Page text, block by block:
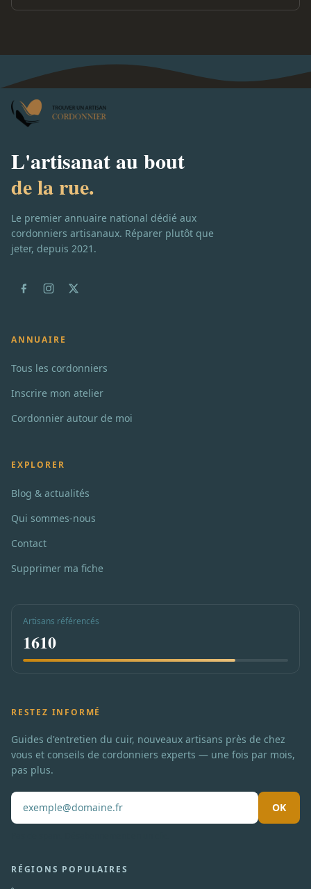
L'artisanat au bout
de la rue.
Le premier annuaire national dédié aux
cordonniers artisanaux. Réparer plutôt que
jeter, depuis 2021.
ANNUAIRE
Tous les cordonniers
Inscrire mon atelier
Cordonnier autour de moi
EXPLORER
Blog & actualités
Qui sommes-nous
Contact
Supprimer ma fiche
Artisans référencés
1610
RESTEZ INFORMÉ
Guides d'entretien du cuir, nouveaux artisans près de chez
vous et conseils de cordonniers experts — une fois par mois,
pas plus.
OK
RÉGIONS POPULAIRES